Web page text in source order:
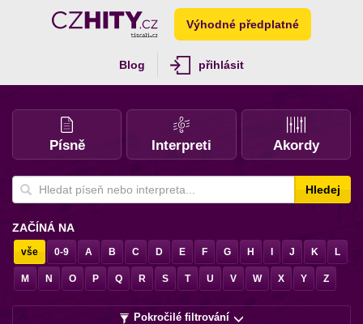
Výhodné předplatné
Blog přihlásit
Písně Interpreti Akordy
Hledej
ZAČÍNÁ NA
vše 0-9 A B C D E F G H J K L
M N O P Q R S T U V W X Y Z
Pokročilé filtrování